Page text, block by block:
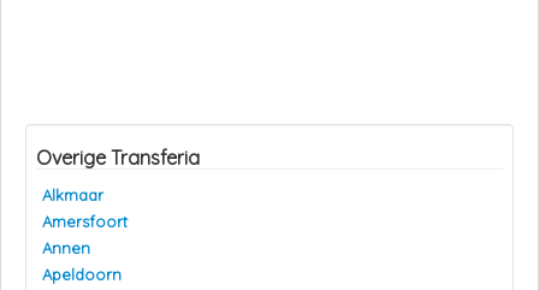
Overige Transferia
Alkmaar
Amersfoort
Annen
Apeldoorn